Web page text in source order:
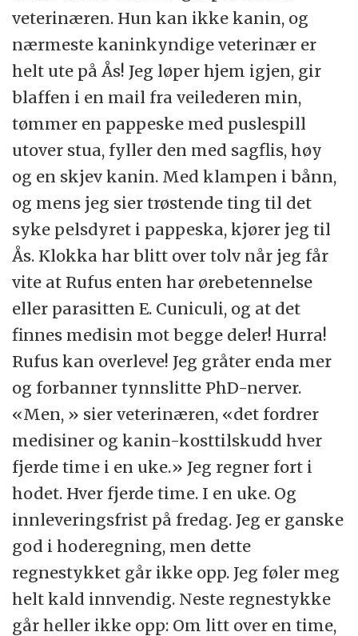
veterinæren. Hun kan ikke kanin, og
nærmeste kaninkyndige veterinær er
helt ute på Ås! Jeg løper hjem igjen, gir
blaffen i en mail fra veilederen min,
tømmer en pappeske med puslespill
utover stua, fyller den med sagflis, høy
og en skjev kanin. Med klampen i bånn,
og mens jeg sier trøstende ting til det
syke pelsdyret i pappeska, kjører jeg til
Ås. Klokka har blitt over tolv når jeg får
vite at Rufus enten har ørebetennelse
eller parasitten E. Cuniculi, og at det
finnes medisin mot begge deler! Hurra!
Rufus kan overleve! Jeg gråter enda mer
og forbanner tynnslitte PhD-nerver.
«Men, » sier veterinæren, «det fordrer
medisiner og kanin-kosttilskudd hver
fjerde time i en uke.» Jeg regner fort i
hodet. Hver fjerde time. I en uke. Og
innleveringsfrist på fredag. Jeg er ganske
god i hoderegning, men dette
regnestykket går ikke opp. Jeg føler meg
helt kald innvendig. Neste regnestykke
går heller ikke opp: Om litt over en time,